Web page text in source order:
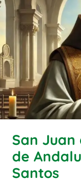
San
de
Santos